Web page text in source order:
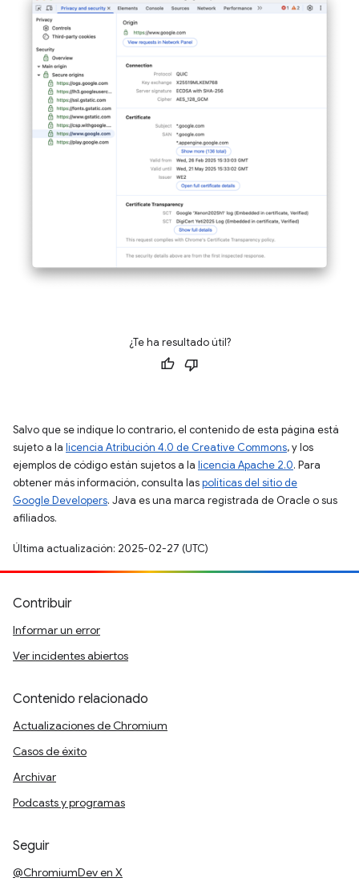
¿Te ha resultado útil?
Salvo que se indique lo contrario, el contenido de esta página está
sujeto a la licencia Atribución 4.0 de Creative Commons, y los
ejemplos de código están sujetos a la licencia Apache 2.0. Para
obtener más información, consulta laspolíticas del sitio de
Google Developers. Java es una marca registrada de Oracle o sus
afiliados.
Última actualización: 2025-02-27 (UTC)
Contribuir
Informar un error
Ver incidentes abiertos
Contenido relacionado
Actualizaciones de Chromium
Casos de éxito
Archivar
Podcasts y programas
Seguir
@ChromiumDev en X